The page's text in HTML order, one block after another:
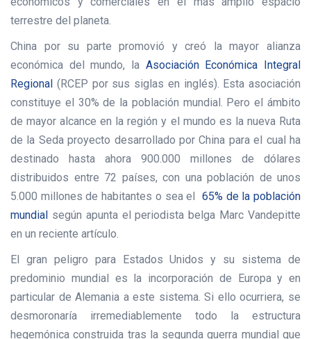
terrestre del planeta.
China por su parte promovió y creó la mayor alianza
económica del mundo, la Asociación Económica Integral
Regional (RCEP por sus siglas en inglés). Esta asociación
constituye el 30% de la población mundial. Pero el ámbito
de mayor alcance en la región y el mundo es la nueva Ruta
de la Seda proyecto desarrollado por China para el cual ha
destinado hasta ahora 900.000 millones de dólares
distribuidos entre 72 países, con una población de unos
5.000 millones de habitantes o sea el 65% de la población
mundial según apunta el periodista belga Marc Vandepitte
en un reciente artículo.
El gran peligro para Estados Unidos y su sistema de
predominio mundial es la incorporación de Europa y en
particular de Alemania a este sistema. Si ello ocurriera, se
desmoronaría irremediablemente todo la estructura
hegemónica construida tras la segunda guerra mundial que